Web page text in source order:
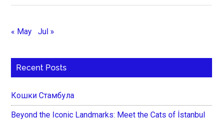
« May Jul »
Recent Posts
Кошки Стамбула
Beyond the Iconic Landmarks: Meet the Cats of İstanbul